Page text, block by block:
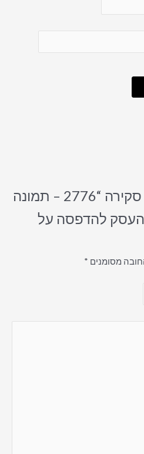
היה הראשון לכתוב סקירה “2776 – תמונה
להדפסה על
מסומנים *